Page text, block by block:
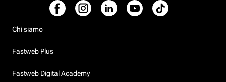
Chi siamo
Fastweb Plus
Fastweb Digital Academy